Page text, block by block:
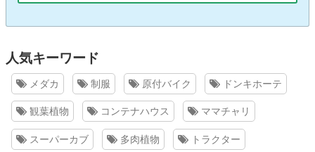
人気キーワード
メダカ 制服 原付バイク ドンキホーテ
観葉植物 コンテナハウス ママチャリ
スーパーカブ 多肉植物 トラクター